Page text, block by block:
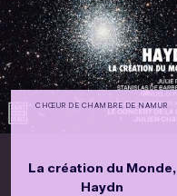
CHŒUR DE CHAMBRE DE NAMUR
La création du Monde,
Haydn